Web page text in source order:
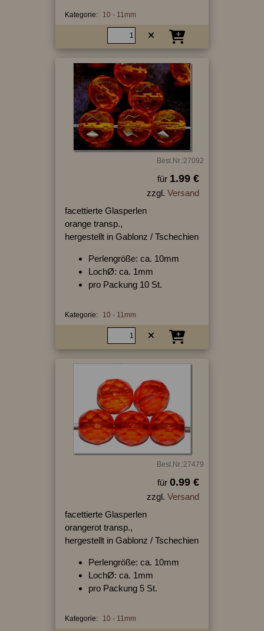
Kategorie: 10 - 11mm
Best.Nr.:27092
für 1.99 €
zzgl. Versand
facettierte Glasperlen
orange transp.,
hergestellt in Gablonz / Tschechien
Perlengröße: ca. 10mm
LochØ: ca. 1mm
pro Packung 10 St.
Kategorie: 10 - 11mm
Best.Nr.:27479
für 0.99 €
zzgl. Versand
facettierte Glasperlen
orangerot transp.,
hergestellt in Gablonz / Tschechien
Perlengröße: ca. 10mm
LochØ: ca. 1mm
pro Packung 5 St.
Kategorie: 10 - 11mm